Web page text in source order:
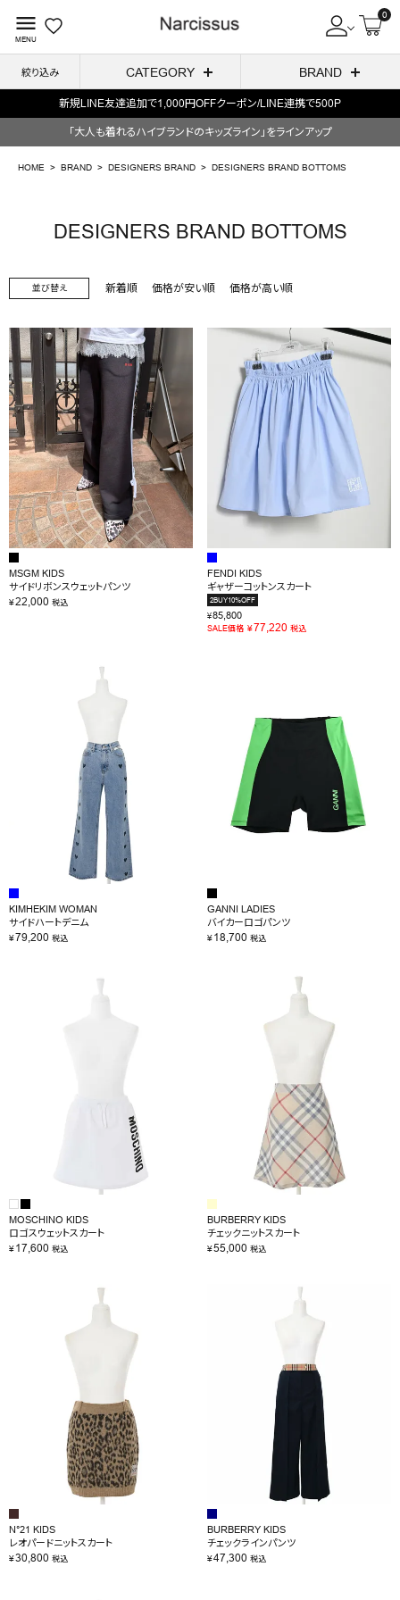
menu
MENU
0
絞り込み CATEGORY BRAND
ようこそ ゲスト 様
search
NEW IN
CATEGORY
BRAND
SALE
OUTLET
RANKING
RE STOCK
COMING SOON
TOPICS
はじめてご利用の方へ
お問い合わせ
新規LINE友達追加で1,000円OFFクーポン/LINE連携で500P
「大人も着れるハイブランドのキッズライン」をラインアップ
HOME BRAND DESIGNERS BRAND DESIGNERS BRAND BOTTOMS
DESIGNERS BRAND BOTTOMS
並び替え 新着順 価格が安い順 価格が高い順
MSGM KIDS
サイドリボンスウェットパンツ
¥22,000 税込
FENDI KIDS
ギャザーコットンスカート
2BUY10%OFF
¥85,800
SALE価格 ¥77,220 税込
KIMHEKIM WOMAN
サイドハートデニム
¥79,200 税込
GANNI LADIES
バイカーロゴパンツ
¥18,700 税込
MOSCHINO KIDS
ロゴスウェットスカート
¥17,600 税込
BURBERRY KIDS
チェックニットスカート
¥55,000 税込
N°21 KIDS
レオパードニットスカート
¥30,800 税込
BURBERRY KIDS
チェックラインパンツ
¥47,300 税込